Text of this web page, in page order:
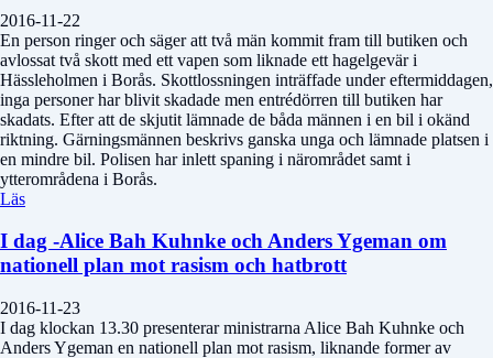
2016-11-22
En person ringer och säger att två män kommit fram till butiken och
avlossat två skott med ett vapen som liknade ett hagelgevär i
Hässleholmen i Borås. Skottlossningen inträffade under eftermiddagen,
inga personer har blivit skadade men entrédörren till butiken har
skadats. Efter att de skjutit lämnade de båda männen i en bil i okänd
riktning. Gärningsmännen beskrivs ganska unga och lämnade platsen i
en mindre bil. Polisen har inlett spaning i närområdet samt i
ytterområdena i Borås.
Läs
I dag -Alice Bah Kuhnke och Anders Ygeman om
nationell plan mot rasism och hatbrott
2016-11-23
I dag klockan 13.30 presenterar ministrarna Alice Bah Kuhnke och
Anders Ygeman en nationell plan mot rasism, liknande former av